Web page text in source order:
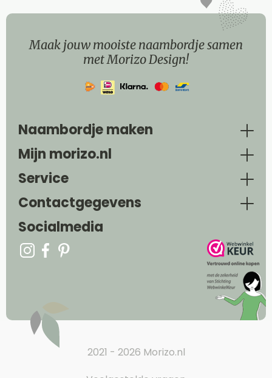
Maak jouw mooiste naambordje samen
met Morizo Design!
Naambordje maken
Mijn morizo.nl
Service
Contactgegevens
Socialmedia
2021 - 2026 Morizo.nl